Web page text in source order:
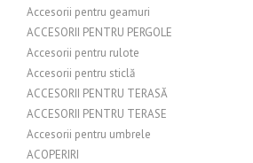
Accesorii pentru geamuri
ACCESORII PENTRU PERGOLE
Accesorii pentru rulote
Accesorii pentru sticlă
ACCESORII PENTRU TERASĂ
ACCESORII PENTRU TERASE
Accesorii pentru umbrele
ACOPERIRI